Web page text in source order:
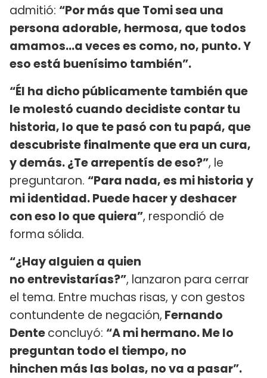
admitió: “Por más que Tomi sea una
persona adorable, hermosa, que todos
amamos…a veces es como, no, punto. Y
eso está buenísimo también”.
“Él ha dicho públicamente también que
le molestó cuando decidiste contar tu
historia, lo que te pasó con tu papá, que
descubriste finalmente que era un cura,
y demás. ¿Te arrepentís de eso?”, le
preguntaron. “Para nada, es mi historia y
mi identidad. Puede hacer y deshacer
con eso lo que quiera”, respondió de
forma sólida.
“¿Hay alguien a quien
no entrevistarías?”, lanzaron para cerrar
el tema. Entre muchas risas, y con gestos
contundente de negación, Fernando
Denteconcluyó: “A mi hermano. Me lo
preguntan todo el tiempo, no
hinchen más las bolas, no va a pasar”.